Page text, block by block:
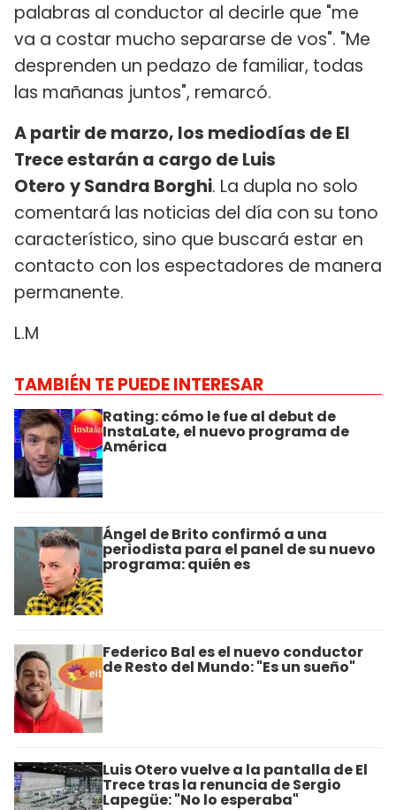
palabras al conductor al decirle que "me
va a costar mucho separarse de vos". "Me
desprenden un pedazo de familiar, todas
las mañanas juntos", remarcó.
A partir de marzo, los mediodías de El
Trece estarán a cargo de Luis
Otero y Sandra Borghi. La dupla no solo
comentará las noticias del día con su tono
característico, sino que buscará estar en
contacto con los espectadores de manera
permanente.
L.M
TAMBIÉN TE PUEDE INTERESAR
Rating: cómo le fue al debut de
InstaLate, el nuevo programa de
América
Ángel de Brito confirmó a una
periodista para el panel de su nuevo
programa: quién es
Federico Bal es el nuevo conductor
de Resto del Mundo: "Es un sueño"
Luis Otero vuelve a la pantalla de El
Trece tras la renuncia de Sergio
Lapegüe: "No lo esperaba"